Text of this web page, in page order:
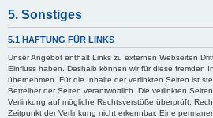
5. Sonstiges
5.1 HAFTUNG FÜR LINKS
Unser Angebot enthält Links zu externen Webseiten
Einfluss haben. Deshalb können wir für diese fremden
übernehmen. Für die Inhalte der verlinkten Seiten ist
Betreiber der Seiten verantwortlich. Die verlinkten
Verlinkung auf mögliche Rechtsverstöße überprüft.
Zeitpunkt der Verlinkung nicht erkennbar. Eine